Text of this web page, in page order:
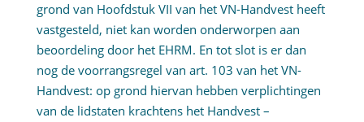
grond van Hoofdstuk VII van het VN-Handvest heeft
vastgesteld, niet kan worden onderworpen aan
beoordeling door het EHRM. En tot slot is er dan
nog de voorrangsregel van art. 103 van het VN-
Handvest: op grond hiervan hebben verplichtingen
van de lidstaten krachtens het Handvest –